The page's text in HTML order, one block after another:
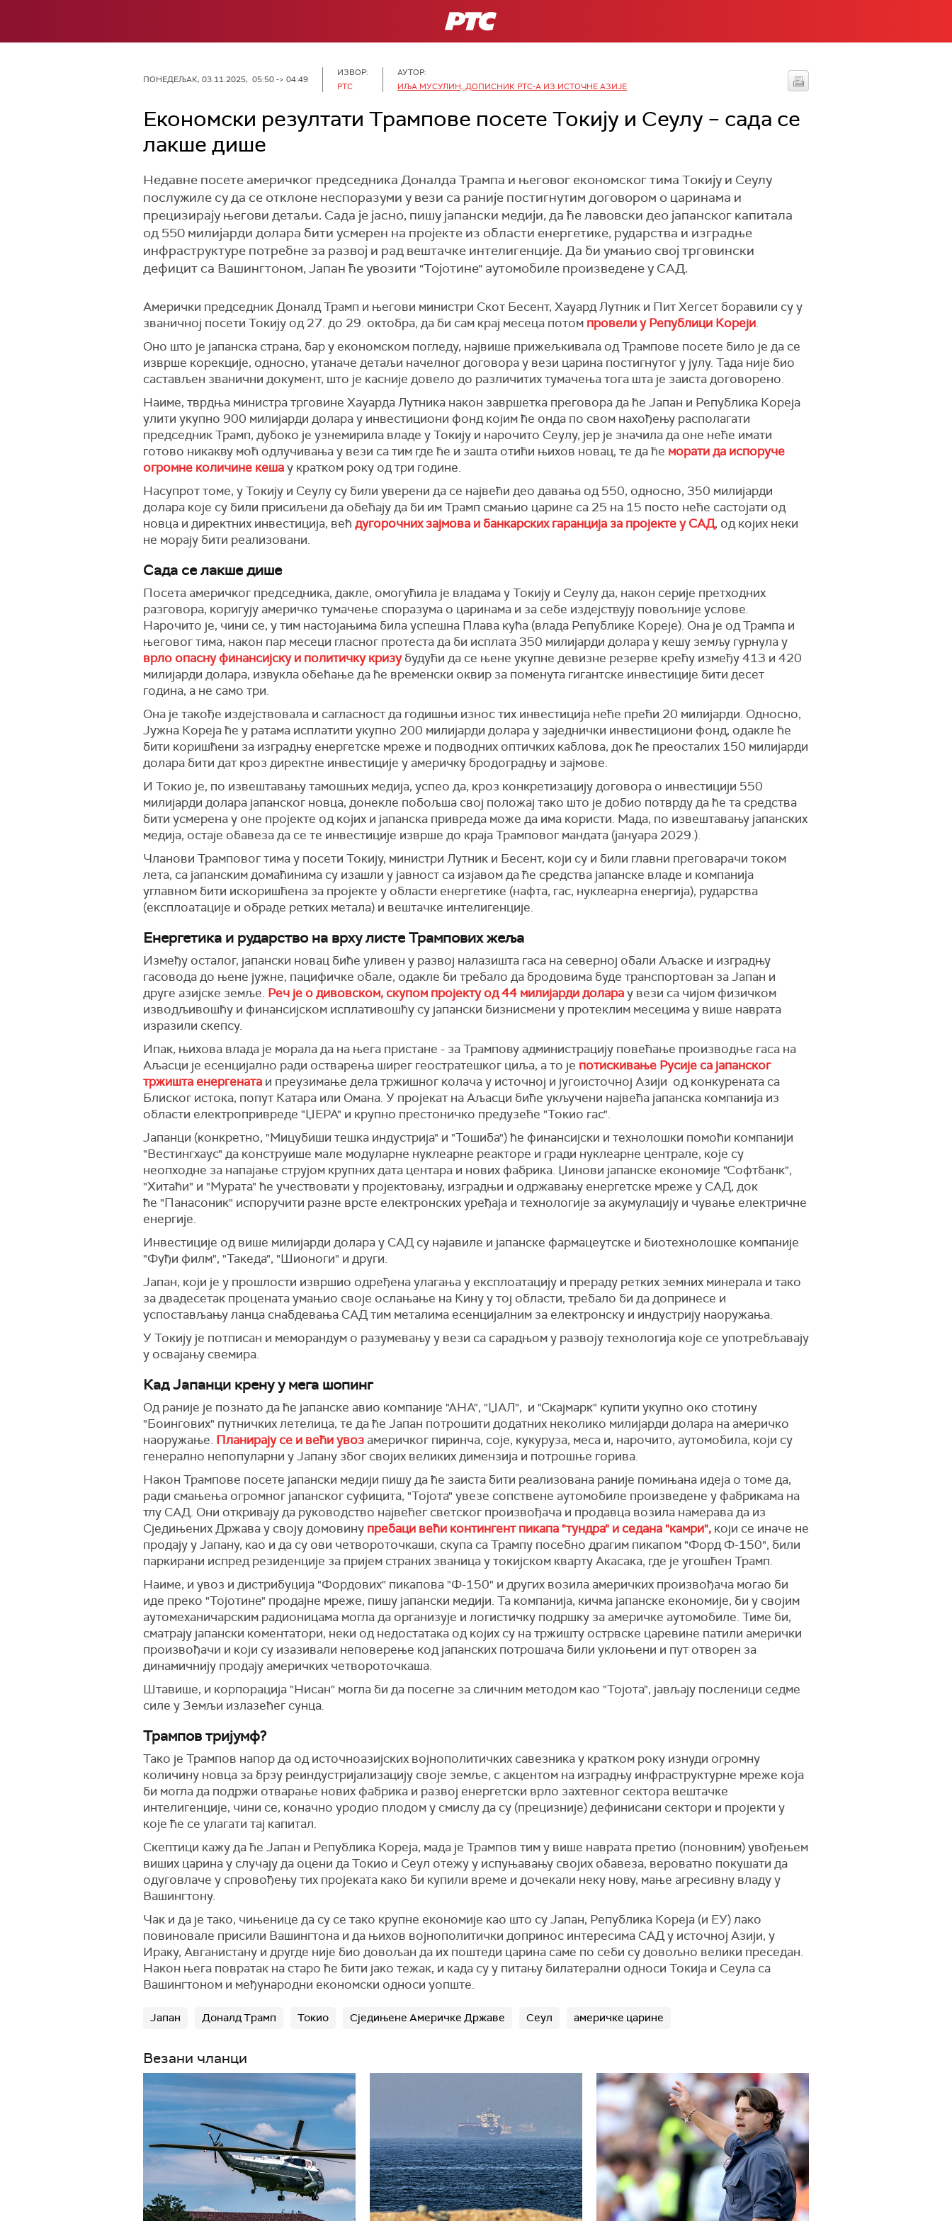
РТС
ПОНЕДЕЉАК, 03.11.2025, 05:50 -> 04:49
ИЗВОР:
РТС
АУТОР:
ИЉА МУСУЛИН, ДОПИСНИК РТС-А ИЗ ИСТОЧНЕ АЗИЈЕ
Економски резултати Трампове посете Токију и Сеулу – сада се
лакше дише
Недавне посете америчког председника Доналда Трампа и његовог економског тима Токију и Сеулу
послужиле су да се отклоне неспоразуми у вези са раније постигнутим договором о царинама и
прецизирају његови детаљи. Сада је јасно, пишу јапански медији, да ће лавовски део јапанског капитала
од 550 милијарди долара бити усмерен на пројекте из области енергетике, рударства и изградње
инфраструктуре потребне за развој и рад вештачке интелигенције. Да би умањио свој трговински
дефицит са Вашингтоном, Јапан ће увозити "Тојотине" аутомобиле произведене у САД.
Амерички председник Доналд Трамп и његови министри Скот Бесент, Хауард Лутник и Пит Хегсет боравили су у
званичној посети Токију од 27. до 29. октобра, да би сам крај месеца потом провели у Републици Кореји.
Оно што је јапанска страна, бар у економском погледу, највише прижељкивала од Трампове посете било је да се
изврше корекције, односно, утаначе детаљи начелног договора у вези царина постигнутог у јулу. Тада није био
састављен званични документ, што је касније довело до различитих тумачења тога шта је заиста договорено.
Наиме, тврдња министра трговине Хауарда Лутника након завршетка преговора да ће Јапан и Република Кореја
улити укупно 900 милијарди долара у инвестициони фонд којим ће онда по свом нахођењу располагати
председник Трамп, дубоко је узнемирила владе у Токију и нарочито Сеулу, јер је значила да оне неће имати
готово никакву моћ одлучивања у вези са тим где ће и зашта отићи њихов новац, те да ће морати да испоруче
огромне количине кешау кратком року од три године.
Насупрот томе, у Токију и Сеулу су били уверени да се највећи део давања од 550, односно, 350 милијарди
долара које су били присиљени да обећају да би им Трамп смањио царине са 25 на 15 посто неће састојати од
новца и директних инвестиција, већ дугорочних зајмова и банкарских гаранција за пројекте у САД, од којих неки
не морају бити реализовани.
Сада се лакше дише
Посета америчког председника, дакле, омогућила је владама у Токију и Сеулу да, након серије претходних
разговора, коригују америчко тумачење споразума о царинама и за себе издејствују повољније услове.
Нарочито је, чини се, у тим настојањима била успешна Плава кућа (влада Републике Кореје). Она је од Трампа и
његовог тима, након пар месеци гласног протеста да би исплата 350 милијарди долара у кешу земљу гурнула у
врло опасну финансијску и политичку кризубудући да се њене укупне девизне резерве крећу између 413 и 420
милијарди долара, извукла обећање да ће временски оквир за поменута гигантске инвестиције бити десет
година, а не само три.
Она је такође издејствовала и сагласност да годишњи износ тих инвестиција неће прећи 20 милијарди. Односно,
Јужна Кореја ће у ратама исплатити укупно 200 милијарди долара у заједнички инвестициони фонд, одакле ће
бити коришћени за изградњу енергетске мреже и подводних оптичких каблова, док ће преосталих 150 милијарди
долара бити дат кроз директне инвестиције у америчку бродоградњу и зајмове.
И Токио је, по извештавању тамошњих медија, успео да, кроз конкретизацију договора о инвестицији 550
милијарди долара јапанског новца, донекле побољша свој положај тако што је добио потврду да ће та средства
бити усмерена у оне пројекте од којих и јапанска привреда може да има користи. Мада, по извештавању јапанских
медија, остаје обавеза да се те инвестиције изврше до краја Трамповог мандата (јануара 2029.).
Чланови Трамповог тима у посети Токију, министри Лутник и Бесент, који су и били главни преговарачи током
лета, са јапанским домаћинима су изашли у јавност са изјавом да ће средства јапанске владе и компанија
углавном бити искоришћена за пројекте у области енергетике (нафта, гас, нуклеарна енергија), рударства
(експлоатације и обраде ретких метала) и вештачке интелигенције.
Енергетика и рударство на врху листе Трампових жеља
Између осталог, јапански новац биће уливен у развој налазишта гаса на северној обали Аљаске и изградњу
гасовода до њене јужне, пацифичке обале, одакле би требало да бродовима буде транспортован за Јапан и
друге азијске земље. Реч је о дивовском, скупом пројекту од 44 милијарди доларау вези са чијом физичком
изводљивошћу и финансијском исплативошћу су јапански бизнисмени у протеклим месецима у више наврата
изразили скепсу.
Ипак, њихова влада је морала да на њега пристане - за Трампову администрацију повећање производње гаса на
Аљасци је есенцијално ради остварења ширег геостратешког циља, а то је потискивање Русије са јапанског
тржишта енергената и преузимање дела тржишног колача у источној и југоисточној Азији од конкурената са
Блиског истока, попут Катара или Омана. У пројекат на Аљасци биће укључени највећа јапанска компанија из
области електропривреде "ЏЕРА" и крупно престоничко предузеће "Токио гас".
Јапанци (конкретно, "Мицубиши тешка индустрија" и "Тошиба") ће финансијски и технолошки помоћи компанији
"Вестингхаус" да конструише мале модуларне нуклеарне реакторе и гради нуклеарне централе, које су
неопходне за напајање струјом крупних дата центара и нових фабрика. Џинови јапанске економије "Софтбанк",
"Хитаћи" и "Мурата" ће учествовати у пројектовању, изградњи и одржавању енергетске мреже у САД, док
ће "Панасоник" испоручити разне врсте електронских уређаја и технологије за акумулацију и чување електричне
енергије.
Инвестиције од више милијарди долара у САД су најавиле и јапанске фармацеутске и биотехнолошке компаније
"Фуђи филм", "Такеда", "Шионоги" и други.
Јапан, који је у прошлости извршио одређена улагања у експлоатацију и прераду ретких земних минерала и тако
за двадесетак процената умањио своје ослањање на Кину у тој области, требало би да допринесе и
успостављању ланца снабдевања САД тим металима есенцијалним за електронску и индустрију наоружања.
У Токију је потписан и меморандум о разумевању у вези са сарадњом у развоју технологија које се употребљавају
у освајању свемира.
Кад Јапанци крену у мега шопинг
Од раније је познато да ће јапанске авио компаније "АНА", "ЏАЛ", и "Скајмарк" купити укупно око стотину
"Боингових" путничких летелица, те да ће Јапан потрошити додатних неколико милијарди долара на америчко
наоружање. Планирају се и већи увоз америчког пиринча, соје, кукуруза, меса и, нарочито, аутомобила, који су
генерално непопуларни у Јапану због својих великих димензија и потрошње горива.
Након Трампове посете јапански медији пишу да ће заиста бити реализована раније помињана идеја о томе да,
ради смањења огромног јапанског суфицита, "Тојота" увезе сопствене аутомобиле произведене у фабрикама на
тлу САД. Они откривају да руководство највећег светског произвођача и продавца возила намерава да из
Сједињених Држава у своју домовину пребаци већи контингент пикапа "тундра" и седана "камри", који се иначе не
продају у Јапану, као и да су ови четвороточкаши, скупа са Трампу посебно драгим пикапом "Форд Ф-150", били
паркирани испред резиденције за пријем страних званица у токијском кварту Акасака, где је угошћен Трамп.
Наиме, и увоз и дистрибуција "Фордових" пикапова "Ф-150" и других возила америчких произвођача могао би
иде преко "Тојотине" продајне мреже, пишу јапански медији. Та компанија, кичма јапанске економије, би у својим
аутомеханичарским радионицама могла да организује и логистичку подршку за америчке аутомобиле. Тиме би,
сматрају јапански коментатори, неки од недостатака од којих су на тржишту острвске царевине патили амерички
произвођачи и који су изазивали неповерење код јапанских потрошача били уклоњени и пут отворен за
динамичнију продају америчких четвороточкаша.
Штавише, и корпорација "Нисан" могла би да посегне за сличним методом као "Тојота", јављају посленици седме
силе у Земљи излазећег сунца.
Трампов тријумф?
Тако је Трампов напор да од источноазијских војнополитичких савезника у кратком року изнуди огромну
количину новца за брзу реиндустријализацију своје земље, с акцентом на изградњу инфраструктурне мреже која
би могла да подржи отварање нових фабрика и развој енергетски врло захтевног сектора вештачке
интелигенције, чини се, коначно уродио плодом у смислу да су (прецизније) дефинисани сектори и пројекти у
које ће се улагати тај капитал.
Скептици кажу да ће Јапан и Република Кореја, мада је Трампов тим у више наврата претио (поновним) увођењем
виших царина у случају да оцени да Токио и Сеул отежу у испуњавању својих обавеза, вероватно покушати да
одуговлаче у спровођењу тих пројеката како би купили време и дочекали неку нову, мање агресивну владу у
Вашингтону.
Чак и да је тако, чињенице да су се тако крупне економије као што су Јапан, Република Кореја (и ЕУ) лако
повиновале присили Вашингтона и да њихов војнополитички допринос интересима САД у источној Азији, у
Ираку, Авганистану и другде није био довољан да их поштеди царина саме по себи су довољно велики преседан.
Након њега повратак на старо ће бити јако тежак, и када су у питању билатерални односи Токија и Сеула са
Вашингтоном и међународни економски односи уопште.
Јапан Доналд Трамп Токио Сједињене Америчке Државе Сеул америчке царине
Везани чланци